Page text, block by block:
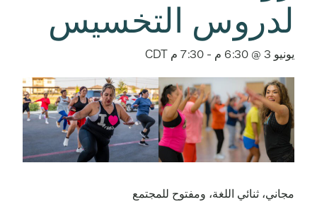
لدروس التخسيس
يونيو 3 @ 6:30 م - 7:30 م CDT
مجاني، ثنائي اللغة، ومفتوح للمجتمع